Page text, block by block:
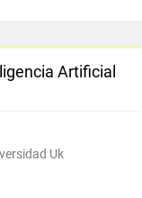
Artificial
Uk